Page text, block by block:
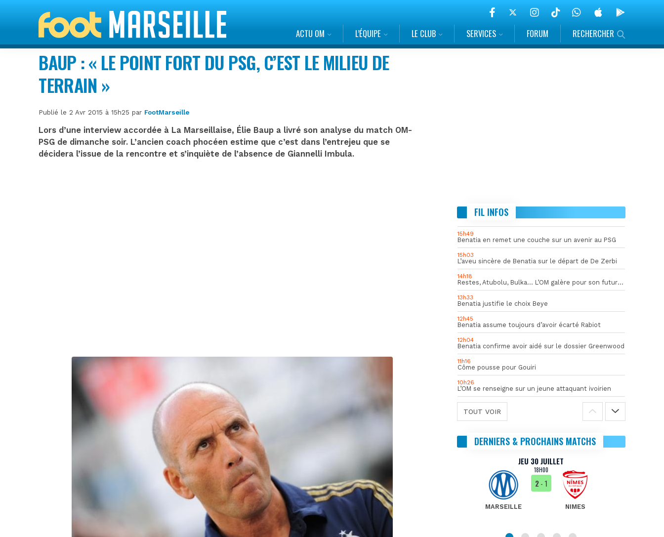
ACTU OM L’ÉQUIPE LE CLUB SERVICES FORUM RECHERCHER
BAUP : « LE POINT FORT DU PSG, C’EST LE MILIEU DE
TERRAIN »
Publié le 2 Avr 2015 à 15h25 par FootMarseille
Lors d’une interview accordée à La Marseillaise, Élie Baup a livré son analyse du match OM-
PSG de dimanche soir. L’ancien coach phocéen estime que c’est dans l’entrejeu que se
décidera l’issue de la rencontre et s’inquiète de l’absence de Giannelli Imbula.
FIL INFOS
15h49
Benatia en remet une couche sur un avenir au PSG
15h03
L’aveu sincère de Benatia sur le départ de De Zerbi
14h18
Restes, Atubolu, Bulka… L’OM galère pour son futur gardien numéro 1
13h33
Benatia justifie le choix Beye
12h45
Benatia assume toujours d’avoir écarté Rabiot
12h04
Benatia confirme avoir aidé sur le dossier Greenwood
11h16
Côme pousse pour Gouiri
10h26
L’OM se renseigne sur un jeune attaquant ivoirien
TOUT VOIR
DERNIERS & PROCHAINS MATCHS
DIM 30 AOÛT
MONACO MARSEILLE
JEU 30 JUILLET
18H00
MARSEILLE
2- 1
NIMES